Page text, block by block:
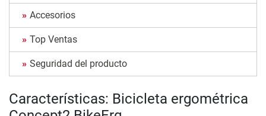
Accesorios
Top Ventas
Seguridad del producto
Características: Bicicleta ergométrica